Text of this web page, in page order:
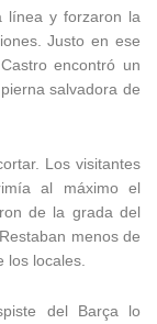
línea y forzaron la
Justo en ese
encontró un
salvadora de
Los visitantes
al máximo el
de la grada del
menos de
los locales.
del Barça lo